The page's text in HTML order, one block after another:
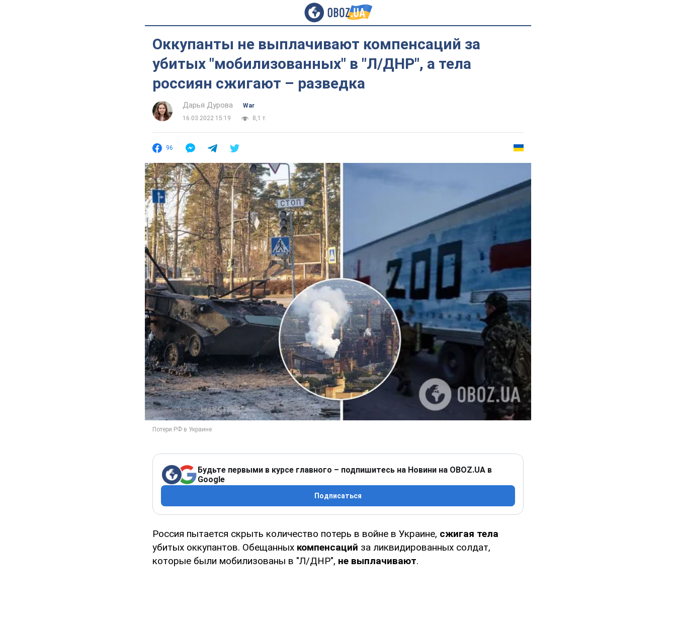
Оккупанты не выплачивают компенсаций за
убитых "мобилизованных" в "Л/ДНР", а тела
россиян сжигают – разведка
Дарья Дурова
War
16.03.2022 15:19
8,1 т.
96
Будьте первыми в курсе главного – подпишитесь на Новини на OBOZ.UA в
Google
Подписаться
Россия пытается скрыть количество потерь в войне в Украине, сжигая тела
убитых оккупантов. Обещанных компенсаций за ликвидированных солдат,
которые были мобилизованы в "Л/ДНР", не выплачивают.